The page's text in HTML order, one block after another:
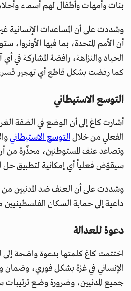
بنات وأمهات وأطفال لهم أسماء
وشددت على أن المساعدات الإنسانية
أن الأمم المتحدة، بما فيها
الحياد والنزاهة، رافضة المشاركة في أي
كما رفضت بشكل قاطع أي تهجير
التوسع الاستيطاني
أشارت كاغ إلى أن الوضع في الضفة
الفعلي من خلالالتوسع الاستيطاني
وتصاعد عنف المستوطنين، محذّرة من
سيقوّض فعلياً أي إمكانية لتطبيق حل
وشددت على أن العنف ضد المدنيين من
داعية إلى حماية السكان الفلسطينيين
دعوة للعدالة
اختتمت كاغ كلمتها بدعوة واضحة إلى
الإنساني في غزة بشكل فوري، وضمان
جميع المدنيين، وضرورة وضع ترتيبات